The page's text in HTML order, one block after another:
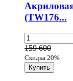
(TW176...
159 600
Скидка 20%